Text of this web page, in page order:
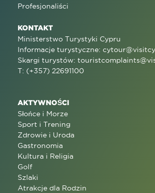
Profesjonaliści
KONTAKT
Ministerstwo Turystyki Cypru
Informacje turystyczne:
Skargi turystów:
T: (+357) 22691100
AKTYWNOŚCI
Słońce i Morze
Sport i Trening
Zdrowie i Uroda
Gastronomia
Kultura i Religia
Golf
Szlaki
Atrakcje dla Rodzin